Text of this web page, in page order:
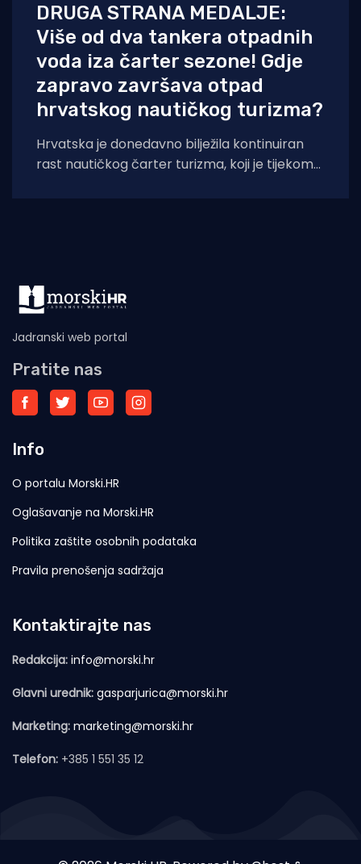
DRUGA STRANA MEDALJE:
Više od dva tankera otpadnih
voda iza čarter sezone! Gdje
zapravo završava otpad
hrvatskog nautičkog turizma?
Hrvatska je donedavno bilježila kontinuiran
rast nautičkog čarter turizma, koji je tijekom
Jadranski web portal
Pratite nas
Info
O portalu Morski.HR
Oglašavanje na Morski.HR
Politika zaštite osobnih podataka
Pravila prenošenja sadržaja
Kontaktirajte nas
Redakcija: info@morski.hr
Glavni urednik: gasparjurica@morski.hr
Marketing: marketing@morski.hr
Telefon: +385 1 551 35 12